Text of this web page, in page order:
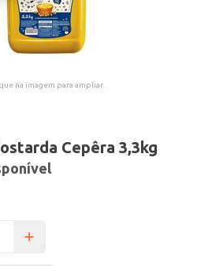
na imagem para ampliar.
Cepêra 3,3kg